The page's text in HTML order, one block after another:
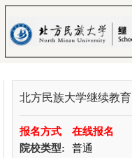
北方民族大学继续教育
报名方式
在线报名
院校类型:
普通